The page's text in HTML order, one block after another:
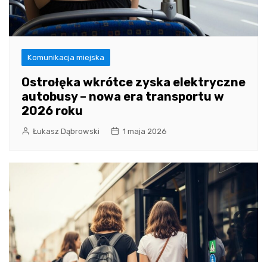
Komunikacja miejska
Ostrołęka wkrótce zyska elektryczne
autobusy – nowa era transportu w
2026 roku
Łukasz Dąbrowski 1 maja 2026